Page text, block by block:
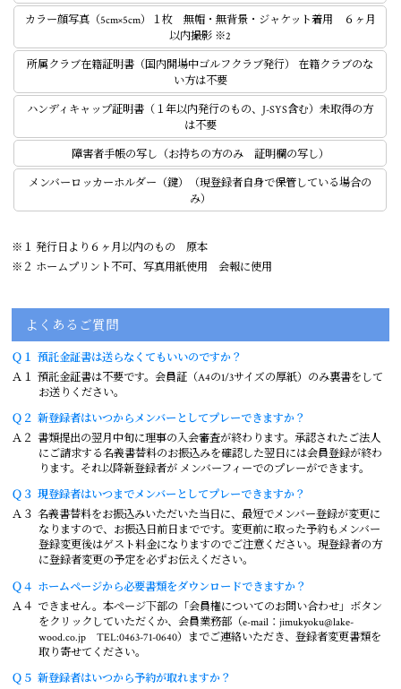
カラー顔写真（5cm×5cm）１枚 無帽・無背景・ジャケット着用 ６ヶ月
以内撮影 ※2
所属クラブ在籍証明書（国内開場中ゴルフクラブ発行） 在籍クラブのな
い方は不要
ハンディキャップ証明書（１年以内発行のもの、J-SYS含む）未取得の方
は不要
障害者手帳の写し（お持ちの方のみ 証明欄の写し）
メンバーロッカーホルダー（鍵）（現登録者自身で保管している場合の
み）
※１ 発行日より６ヶ月以内のもの 原本
※２ ホームプリント不可、写真用紙使用 会報に使用
よくあるご質問
Ｑ１ 預託金証書は送らなくてもいいのですか？
Ａ１ 預託金証書は不要です。会員証（A4の1/3サイズの厚紙）のみ裏書をして
お送りください。
Ｑ２ 新登録者はいつからメンバーとしてプレーできますか？
Ａ２ 書類提出の翌月中旬に理事の入会審査が終わります。承認されたご法人
にご請求する名義書替料のお振込みを確認した翌日には会員登録が終わ
ります。それ以降新登録者が メンバーフィーでのプレーができます。
Ｑ３ 現登録者はいつまでメンバーとしてプレーできますか？
Ａ３ 名義書替料をお振込みいただいた当日に、最短でメンバー登録が変更に
なりますので、お振込日前日までです。変更前に取った予約もメンバー
登録変更後はゲスト料金になりますのでご注意ください。現登録者の方
に登録者変更の予定を必ずお伝えください。
Ｑ４ ホームページから必要書類をダウンロードできますか？
Ａ４ できません。本ページ下部の「会員権についてのお問い合わせ」ボタン
をクリックしていただくか、会員業務部（e-mail：jimukyoku@lake-
wood.co.jp TEL:0463-71-0640）までご連絡いただき、登録者変更書類を
取り寄せてください。
Ｑ５ 新登録者はいつから予約が取れますか？